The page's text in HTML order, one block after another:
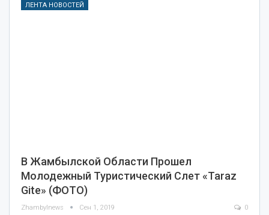
ЛЕНТА НОВОСТЕЙ
В Жамбылской Области Прошел
Молодежный Туристический Слет «Taraz
Gite» (ФОТО)
Zhambylnews Сен 1, 2019 0